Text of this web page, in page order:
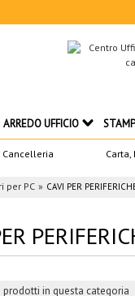
Cancelleria Carta,
ARREDO UFFICIO
per PC CAVI PER
in questa categoria